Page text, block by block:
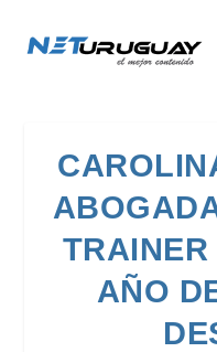
TRAINER
AÑO